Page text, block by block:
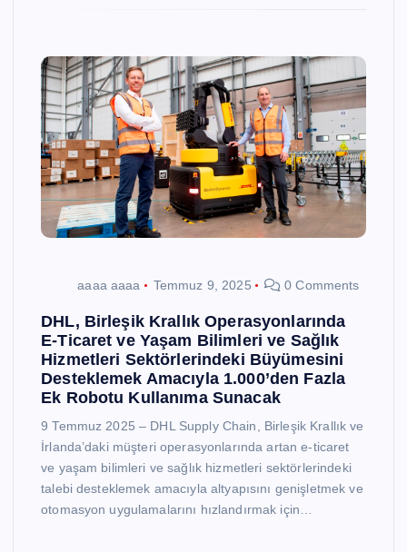
aaaa aaaa Temmuz 9, 2025 0 Comments
DHL, Birleşik Krallık Operasyonlarında
E-Ticaret ve Yaşam Bilimleri ve Sağlık
Hizmetleri Sektörlerindeki Büyümesini
Desteklemek Amacıyla 1.000’den Fazla
Ek Robotu Kullanıma Sunacak
9 Temmuz 2025 – DHL Supply Chain, Birleşik Krallık ve
İrlanda’daki müşteri operasyonlarında artan e-ticaret
ve yaşam bilimleri ve sağlık hizmetleri sektörlerindeki
talebi desteklemek amacıyla altyapısını genişletmek ve
otomasyon uygulamalarını hızlandırmak için…